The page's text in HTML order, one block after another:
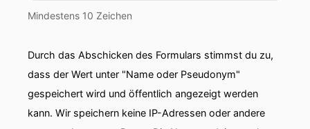
Mindestens 10 Zeichen
Durch das Abschicken des Formulars stimmst du zu,
dass der Wert unter "Name oder Pseudonym"
gespeichert wird und öffentlich angezeigt werden
kann. Wir speichern keine IP-Adressen oder andere